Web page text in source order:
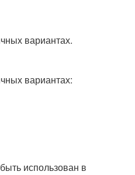
вариантах.
вариантах:
использован в